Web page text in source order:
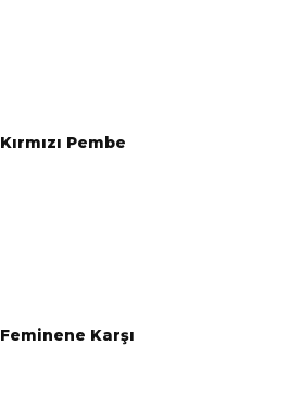
Kırmızı Pembe
Feminene Karşı